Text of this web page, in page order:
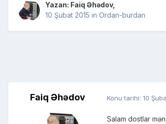
Yazan: Faiq Əhədov,
10 Şubat 2015 in Ordan-burdan
Faiq Əhədov Konu tarihi: 10
Salam dostlar mən